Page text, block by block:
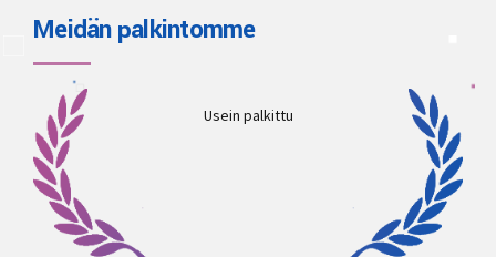
Meidän palkintomme
Usein palkittu